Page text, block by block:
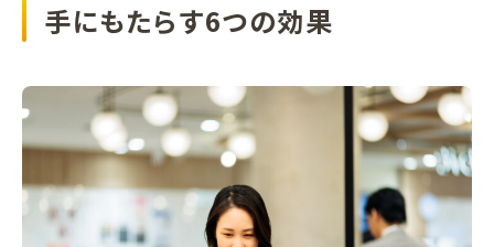
手にもたらす6つの効果